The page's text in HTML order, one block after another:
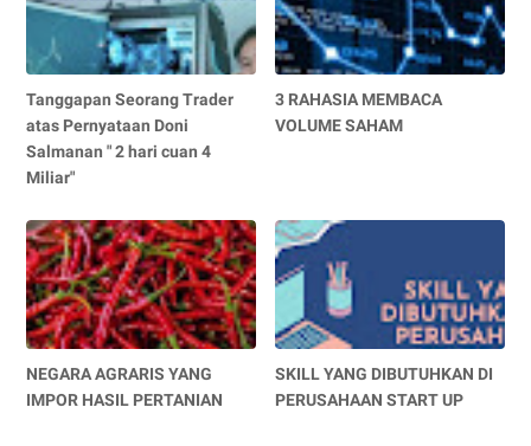
Tanggapan Seorang Trader
atas Pernyataan Doni
Salmanan " 2 hari cuan 4
Miliar"
3 RAHASIA MEMBACA
VOLUME SAHAM
NEGARA AGRARIS YANG
IMPOR HASIL PERTANIAN
SKILL YANG DIBUTUHKAN DI
PERUSAHAAN START UP